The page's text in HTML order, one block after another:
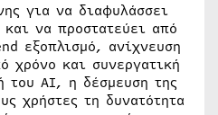
για να διαφυλάσσει
να προστατεύει από
εξοπλισμό, ανίχνευση
χρόνο και συνεργατική
του ΑΙ, η δέσμευση της
χρήστες τη δυνατότητα